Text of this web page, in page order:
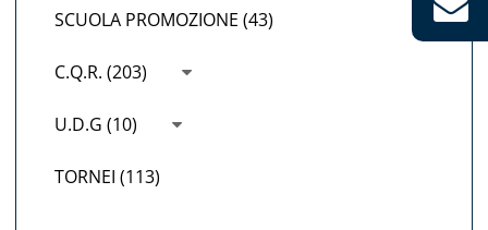
SCUOLA PROMOZIONE (43)
C.Q.R. (203)
U.D.G (10)
TORNEI (113)